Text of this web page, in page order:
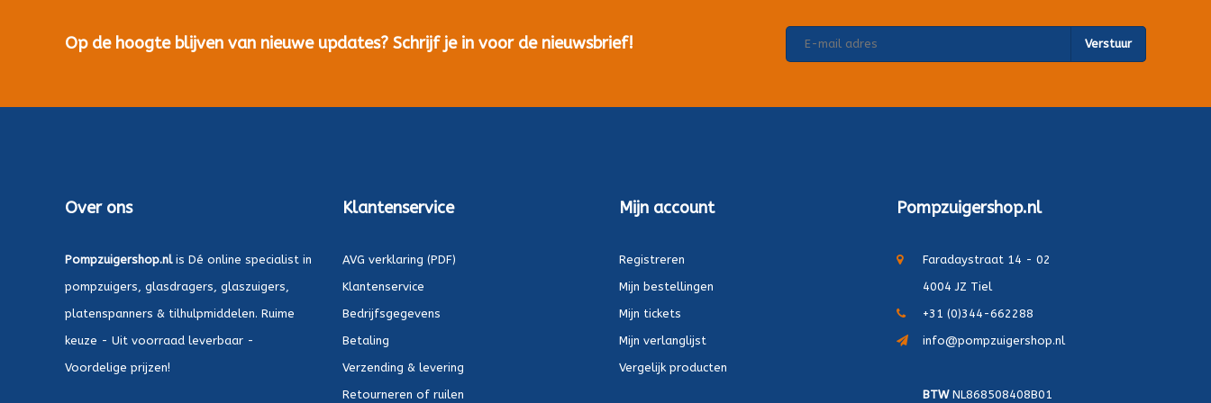
Op de hoogte blijven van nieuwe updates? Schrijf je in voor de nieuwsbrief! Verstuur
Over ons
Pompzuigershop.nlis Dé online specialist in
pompzuigers, glasdragers, glaszuigers,
platenspanners & tilhulpmiddelen. Ruime
keuze - Uit voorraad leverbaar -
Voordelige prijzen!
Klantenservice
AVG verklaring (PDF)
Klantenservice
Bedrijfsgegevens
Betaling
Verzending & levering
Retourneren of ruilen
Mijn account
Registreren
Mijn bestellingen
Mijn tickets
Mijn verlanglijst
Vergelijk producten
Pompzuigershop.nl
Faradaystraat 14 - 02
4004 JZ Tiel
+31 (0)344-662288
info@pompzuigershop.nl
BTWNL868508408B01